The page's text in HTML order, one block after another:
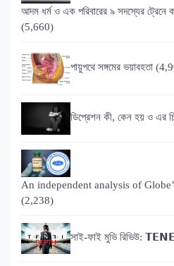
আদম ধর্ম ও এক পরিবারের ৯ সদস্যের ট্রেনে
(5,660)
পায়ুপথে সঙ্গমের ভয়াবহতা
ডিপ্রেশন কী, কেন হয় ও এর
An independent analysis of
(2,238)
সাই-ফাই মুভি রিভিউ: